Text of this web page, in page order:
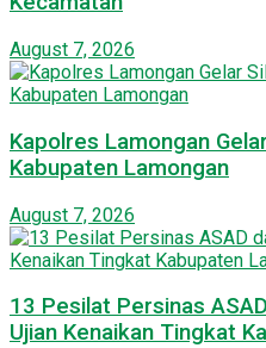
August 7, 2026
Kapolres Lamongan
Kabupaten Lamongan
August 7, 2026
13 Pesilat Persinas
Ujian Kenaikan Tingkat